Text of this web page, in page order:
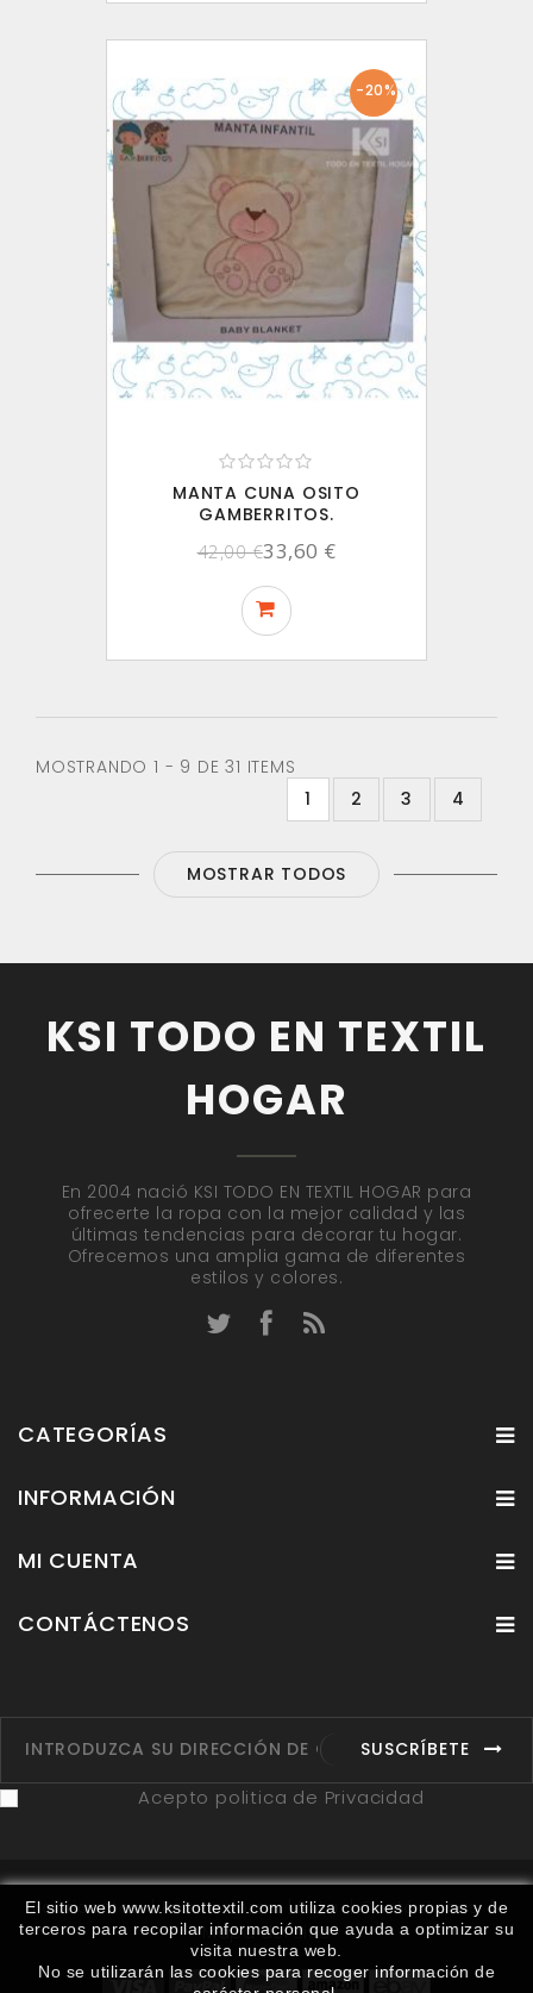
-20%
MANTA CUNA OSITO
GAMBERRITOS.
42,00 €33,60 €
MOSTRANDO 1 - 9 DE 31 ITEMS
1
2 3 4
MOSTRAR TODOS
KSI TODO EN TEXTIL
HOGAR
En 2004 nació KSI TODO EN TEXTIL HOGAR para
ofrecerte la ropa con la mejor calidad y las
últimas tendencias para decorar tu hogar.
Ofrecemos una amplia gama de diferentes
estilos y colores.
CATEGORÍAS
INFORMACIÓN
MI CUENTA
CONTÁCTENOS
El sitio web www.ksitottextil.com utiliza cookies propias y de
terceros para recopilar información que ayuda a optimizar su
visita nuestra web.
No se utilizarán las cookies para recoger información de
SUSCRÍBETE
Acepto politica de Privacidad
Fabricantes Proveedores Ruta
Contáctenos
Mapa del sitio